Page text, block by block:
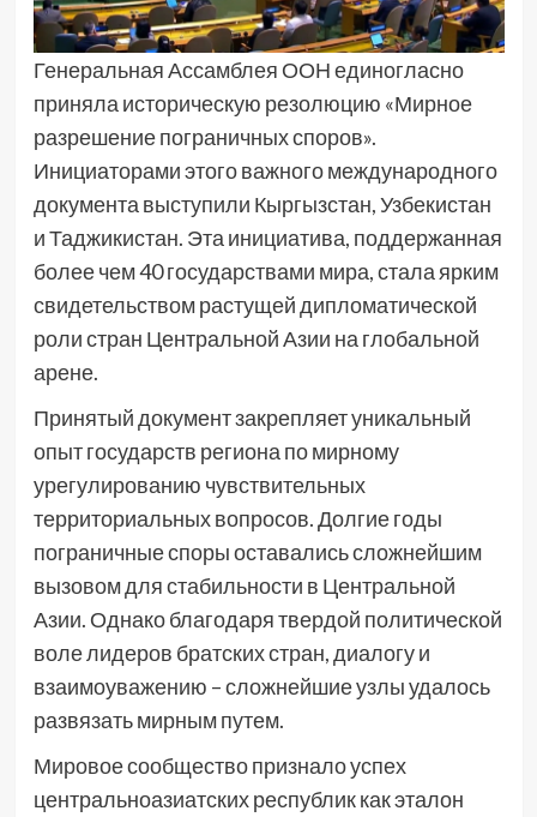
Генеральная Ассамблея ООН единогласно
приняла историческую резолюцию «Мирное
разрешение пограничных споров».
Инициаторами этого важного международного
документа выступили Кыргызстан, Узбекистан
и Таджикистан. Эта инициатива, поддержанная
более чем 40 государствами мира, стала ярким
свидетельством растущей дипломатической
роли стран Центральной Азии на глобальной
арене.
Принятый документ закрепляет уникальный
опыт государств региона по мирному
урегулированию чувствительных
территориальных вопросов. Долгие годы
пограничные споры оставались сложнейшим
вызовом для стабильности в Центральной
Азии. Однако благодаря твердой политической
воле лидеров братских стран, диалогу и
взаимоуважению – сложнейшие узлы удалось
развязать мирным путем.
Мировое сообщество признало успех
центральноазиатских республик как эталон